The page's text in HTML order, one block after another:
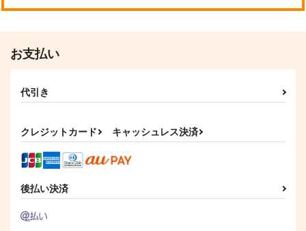
お支払い
代引き
クレジットカード キャッシュレス決済
後払い決済